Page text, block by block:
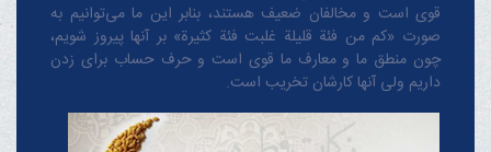
قوی است و مخالفان ضعیف هستند، بنابر این ما می‌توانیم به
صورت «کم من فئة قلیلة غلبت فئة کثیرة» بر آنها پیروز شویم،
چون منطق‌ ما و معارف ‌ما قوی است و حرف حساب برای زدن
داریم ولی آنها کارشان تخریب است.